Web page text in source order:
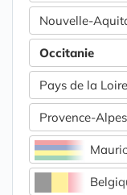
Nouvelle-
Occitanie
Pays de la Loire
Provence-